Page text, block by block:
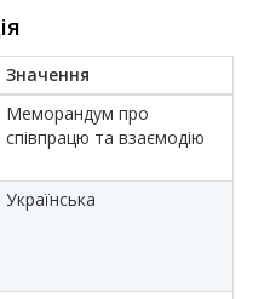
Значення
Меморандум про
співпрацю та взаємодію
Українська